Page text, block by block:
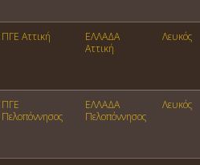
ΠΓΕ Αττική
ΕΛΛΑΔΑ
Αττική
Λευκός
ΠΓΕ
Πελοπόννησος
ΕΛΛΑΔΑ
Πελοπόννησος
Λευκός